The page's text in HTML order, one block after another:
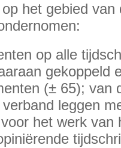
het gebied
op alle
gekoppeld
(± 65); van
leggen
het werk